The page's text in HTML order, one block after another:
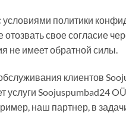
политики
отозвать свое согласие
не имеет обратной силы.
клиентов
услуги Soojuspumbad24
наш партнер, в